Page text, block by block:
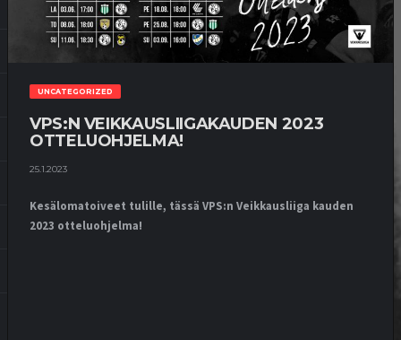
UNCATEGORIZED
VPS:N VEIKKAUSLIIGAKAUDEN 2023
OTTELUOHJELMA!
25.1.2023
Kesälomatoiveet tulille, tässä VPS:n Veikkausliiga kauden
2023 otteluohjelma!